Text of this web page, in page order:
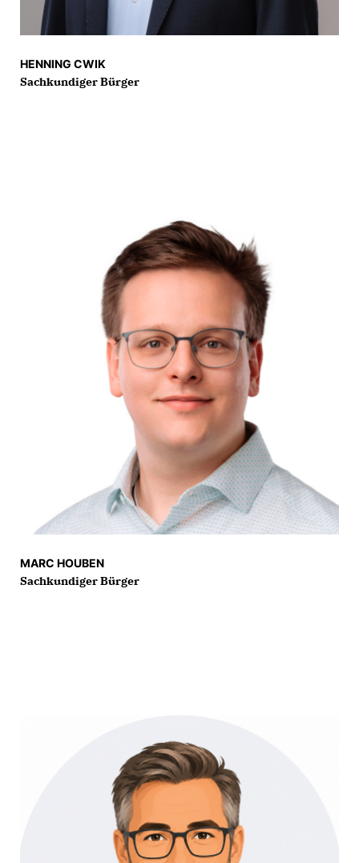
HENNING CWIK
Sachkundiger Bürger
MARC HOUBEN
Sachkundiger Bürger